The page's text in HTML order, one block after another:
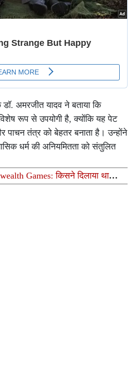
अमरजीत यादव ने बताया कि
रूप से उपयोगी है, क्योंकि यह पेट
पाचन तंत्र को बेहतर बनाता है। उन्होंने
धर्म की अनियमितता को संतुलित
Games: किसने दिलाया था
पहला गोल्ड? 46.71 सेकंड में रचा